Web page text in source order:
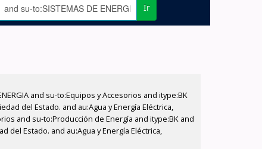
Ir
and su-to:Equipos y Accesorios and itype:BK
del Estado. and au:Agua y Energía Eléctrica,
and su-to:Producción de Energía and itype:BK and
del Estado. and au:Agua y Energía Eléctrica,